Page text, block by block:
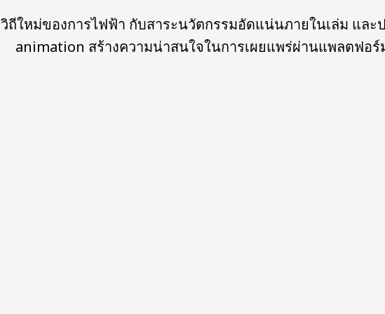
วิถีใหม่ของการไฟฟ้า กับสาระนวัตกรรมอัดแน่นภายในเล่ม และ
animation สร้างความน่าสนใจในการเผยแพร่ผ่านแพลตฟอ